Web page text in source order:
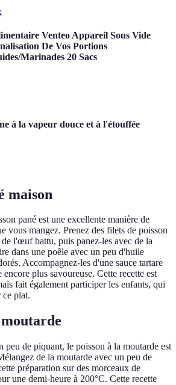
Venteo Appareil Sous Vide
De Vos Portions
Marinades 20 Sacs
à la vapeur douce et à l'étouffée
maison
pané est une excellente manière de
vous mangez. Prenez des filets de poisson
l'œuf battu, puis panez-les avec de la
dans une poêle avec un peu d'huile
Accompagnez-les d'une sauce tartare
plus savoureuse. Cette recette est
fait également participer les enfants, qui
ce plat.
peu de piquant, le poisson à la moutarde est
de la moutarde avec un peu de
préparation sur des morceaux de
une demi-heure à 200°C. Cette recette